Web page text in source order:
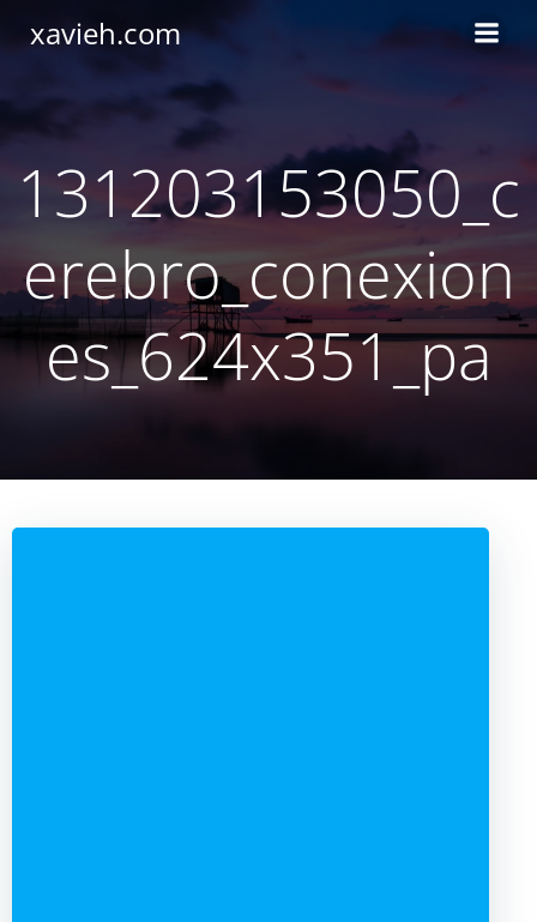
xavieh.com
131203153050_c
erebro_conexion
es_624x351_pa